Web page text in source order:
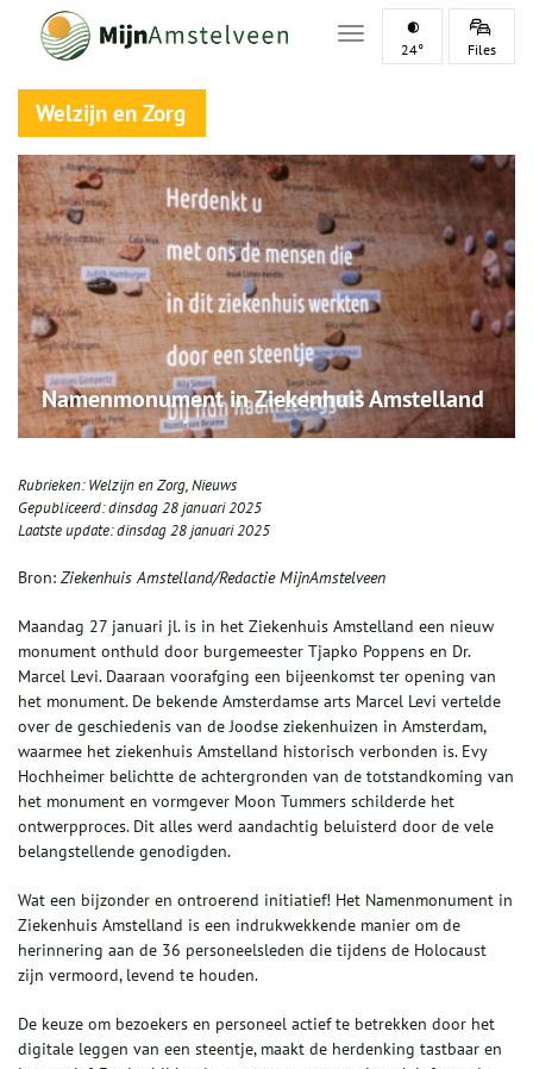
Toggle navigation
24° Files
Welzijn en Zorg
Namenmonument in Ziekenhuis Amstelland
Rubrieken:Welzijn en Zorg,Nieuws
Gepubliceerd:dinsdag 28 januari 2025
Laatste update:dinsdag 28 januari 2025
Bron: Ziekenhuis Amstelland/Redactie MijnAmstelveen
Maandag 27 januari jl. is in het Ziekenhuis Amstelland een nieuw
monument onthuld door burgemeester Tjapko Poppens en Dr.
Marcel Levi. Daaraan voorafging een bijeenkomst ter opening van
het monument. De bekende Amsterdamse arts Marcel Levi vertelde
over de geschiedenis van de Joodse ziekenhuizen in Amsterdam,
waarmee het ziekenhuis Amstelland historisch verbonden is. Evy
Hochheimer belichtte de achtergronden van de totstandkoming van
het monument en vormgever Moon Tummers schilderde het
ontwerpproces. Dit alles werd aandachtig beluisterd door de vele
belangstellende genodigden.
Wat een bijzonder en ontroerend initiatief! Het Namenmonument in
Ziekenhuis Amstelland is een indrukwekkende manier om de
herinnering aan de 36 personeelsleden die tijdens de Holocaust
zijn vermoord, levend te houden.
De keuze om bezoekers en personeel actief te betrekken door het
digitale leggen van een steentje, maakt de herdenking tastbaar en